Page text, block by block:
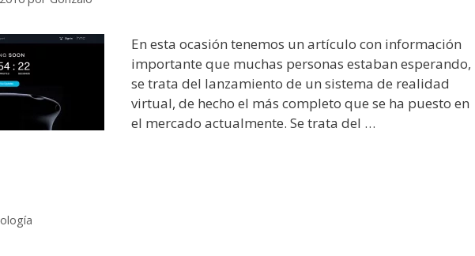
En esta ocasión tenemos un artículo con información
importante que muchas personas estaban esperando,
se trata del lanzamiento de un sistema de realidad
virtual, de hecho el más completo que se ha puesto en
el mercado actualmente. Se trata del …